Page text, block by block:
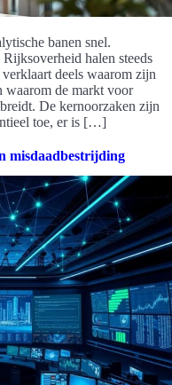
banen snel.
halen steeds
deels waarom zijn
waarom de markt voor
De kernoorzaken zijn
toe, er is […]
misdaadbestrijding